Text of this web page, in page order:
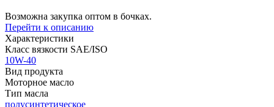
Возможна закупка оптом в бочках.
Перейти к описанию
Характеристики
Класс вязкости SAE/ISO
10W-40
Вид продукта
Моторное масло
Тип масла
полусинтетическое